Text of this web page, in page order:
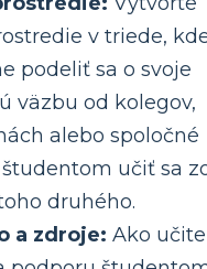
v triede,
podeliť sa o svoje
väzbu od kolegov,
alebo spoločné
učiť sa
druhého.
a zdroje: Ako